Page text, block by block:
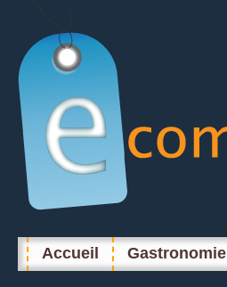
Accueil Gastronomie